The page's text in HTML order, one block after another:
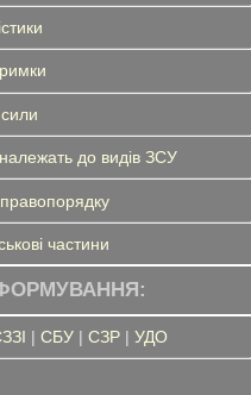
до видів ЗСУ
частини
ФОРМУВАННЯ:
| СБУ| СЗР| УДО